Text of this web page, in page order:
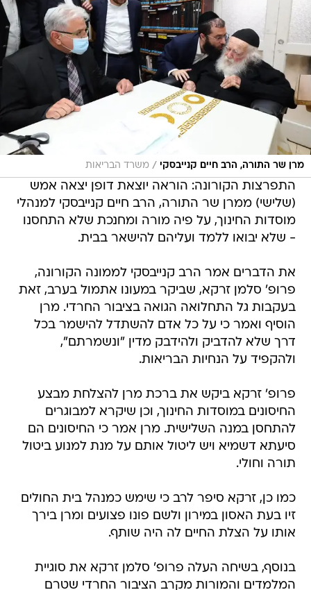
מרן שר התורה, הרב חיים קנייבסקי / משרד הבריאות
התפרצות הקורונה: הוראה יוצאת דופן יצאה אמש
(שלישי) ממרן שר התורה, הרב חיים קנייבסקי למנהלי
מוסדות החינוך, על פיה מורה ומחנכת שלא התחסנו
- שלא יבואו ללמד ועליהם להישאר בבית.
את הדברים אמר הרב קנייבסקי לממונה הקורונה,
פרופ' סלמן זרקא, שביקר במעונו אתמול בערב, זאת
בעקבות גל התחלואה הגואה בציבור החרדי. מרן
הוסיף ואמר כי על כל אדם להשתדל להישמר בכל
דרך שלא להדביק ולהידבק מדין "ונשמרתם",
ולהקפיד על הנחיות הבריאות.
פרופ' זרקא ביקש את ברכת מרן להצלחת מבצע
החיסונים במוסדות החינוך, וכן שיקרא למבוגרים
להתחסן במנה השלישית. מרן אמר כי החיסונים הם
סיעתא דשמיא ויש ליטול אותם על מנת למנוע ביטול
תורה וחולי.
כמו כן, זרקא סיפר לרב כי שימש כמנהל בית החולים
זיו בעת האסון במירון ולשם פונו פצועים ומרן בירך
אותו על הצלת החיים לה היה שותף.
בנוסף, בשיחה העלה פרופ' סלמן זרקא את סוגיית
המלמדים והמורות מקרב הציבור החרדי שטרם